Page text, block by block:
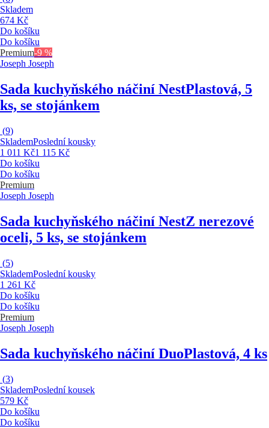
Skladem
674 Kč
Do košíku
Do košíku
Premium-9 %
Joseph Joseph
Sada kuchyňského náčiní NestPlastová, 5
ks, se stojánkem
(9)
SklademPoslední kousky
1 011 Kč1 115 Kč
Do košíku
Do košíku
Premium
Joseph Joseph
Sada kuchyňského náčiní NestZ nerezové
oceli, 5 ks, se stojánkem
(5)
SklademPoslední kousky
1 261 Kč
Do košíku
Do košíku
Premium
Joseph Joseph
Sada kuchyňského náčiní DuoPlastová, 4 ks
(3)
SklademPoslední kousek
579 Kč
Do košíku
Do košíku